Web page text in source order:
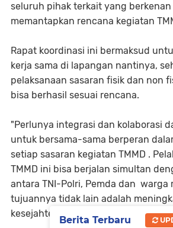
seluruh pihak terkait yang
memantapkan rencana kegiatan
Rapat koordinasi ini bermaksud
kerja sama di lapangan nantinya,
pelaksanaan sasaran fisik dan non
bisa berhasil sesuai rencana.
"Perlunya integrasi dan kolaborasi
untuk bersama-sama berperan
setiap sasaran kegiatan TMMD .
TMMD ini bisa berjalan simultan
antara TNI-Polri, Pemda dan warga
tujuannya tidak lain adalah
kesejahteraan masyarakat di lokasi
Berita Terbaru